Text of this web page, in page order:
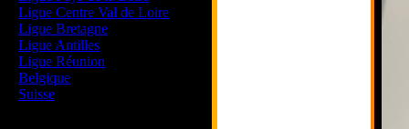
Ligue Centre Val de Loire
Ligue Bretagne
Ligue Antilles
Ligue Réunion
Belgique
Suisse